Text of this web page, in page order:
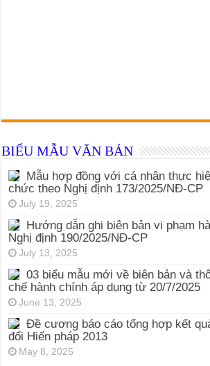
BIỂU MẪU VĂN BẢN
Mẫu hợp đồng với cá nhân thực
chức theo Nghị định 173/2025/NĐ-CP
July 19, 2025
Hướng dẫn ghi biên bản vi phạm
Nghị định 190/2025/NĐ-CP
July 13, 2025
03 biểu mẫu mới về biên bản và
chế hành chính áp dụng từ 20/7/2025
June 13, 2025
Đề cương báo cáo tổng hợp kết
đổi Hiến pháp 2013
May 8, 2025